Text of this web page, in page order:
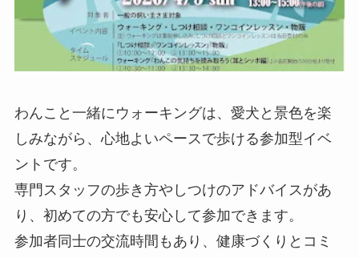
わんこと一緒にウォーキングは、愛犬と景色を楽
しみながら、心地よいペースで歩ける参加型イベ
ントです。
専門スタッフの歩き方やしつけのアドバイスがあ
り、初めての方でも安心して参加できます。
参加者同士の交流時間もあり、健康づくりとコミ